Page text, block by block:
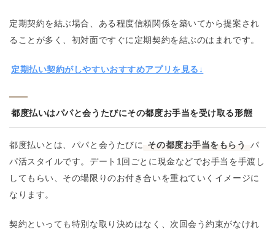
定期契約を結ぶ場合、ある程度信頼関係を築いてから提案され
ることが多く、初対面ですぐに定期契約を結ぶのはまれです。
定期払い契約がしやすいおすすめアプリを見る↓
都度払いはパパと会うたびにその都度お手当を受け取る形態
都度払いとは、パパと会うたびに その都度お手当をもらう
パ
パ活スタイルです。デート1回ごとに現金などでお手当を手渡し
してもらい、その場限りのお付き合いを重ねていくイメージに
なります。
契約といっても特別な取り決めはなく、次回会う約束がなけれ